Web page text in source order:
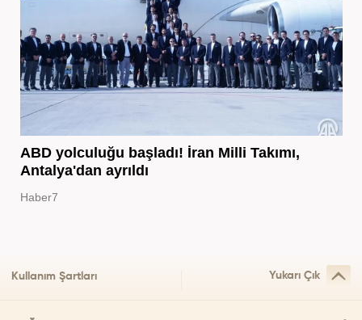
ABD yolculuğu başladı! İran Milli Takımı,
Antalya'dan ayrıldı
Haber7
Kullanım Şartları Yukarı Çık